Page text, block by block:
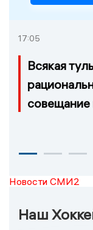
17:05
Всякая
совещание
Новости СМИ2
Наш